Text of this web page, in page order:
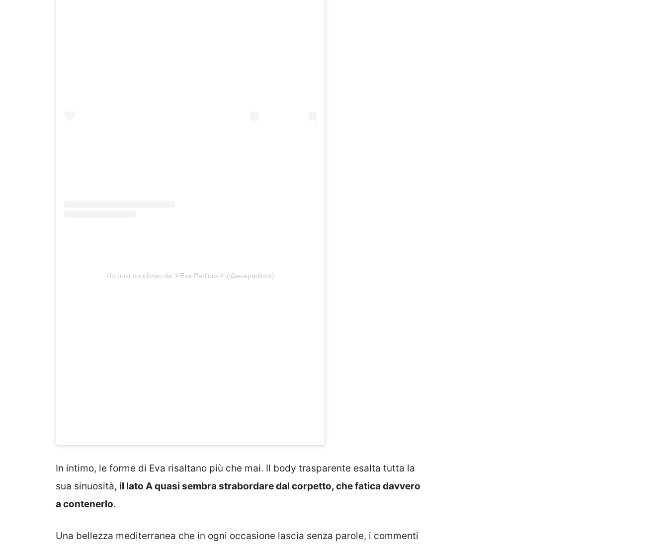
Un post condiviso da ➰Eva Padlock➰ (@evapadlock)
In intimo, le forme di Eva risaltano più che mai. Il body trasparente esalta tutta la
sua sinuosità, il lato A quasi sembra strabordare dal corpetto, che fatica davvero
a contenerlo.
Una bellezza mediterranea che in ogni occasione lascia senza parole, i commenti